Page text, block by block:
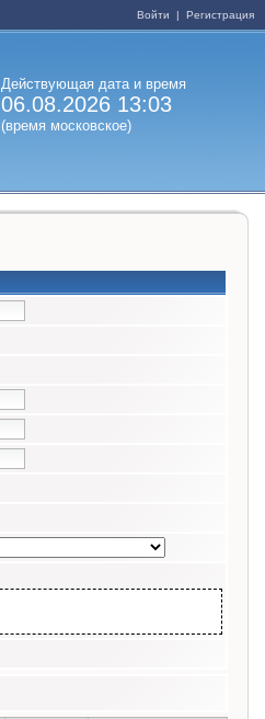
Войти | Регистрация
Действующая дата и время
06.08.2026 13:03
(время московское)